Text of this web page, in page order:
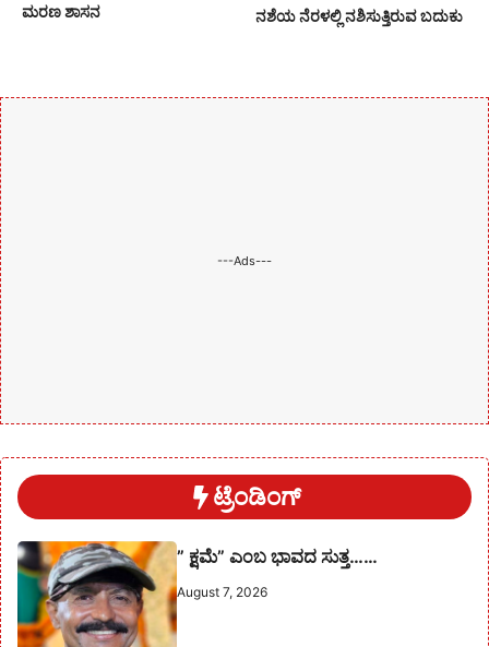
ಮರಣ ಶಾಸನ
ನಶೆಯ ನೆರಳಲ್ಲಿ ನಶಿಸುತ್ತಿರುವ ಬದುಕು
---Ads---
ಟ್ರೆಂಡಿಂಗ್
” ಕ್ಷಮೆ” ಎಂಬ ಭಾವದ ಸುತ್ತ……
August 7, 2026